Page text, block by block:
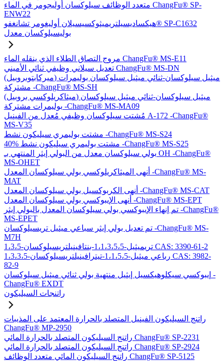
متعدد الوظائف سيلوكسان أوليجومر في الماء ChangFu® SP-
ENW22
هيكساديسيلتريميثوكسيسيلان أوليغومر تشانغفو® SP-C1632
بوليسيلوكسان معدل
مروج التصاق الطلاء الذي ينقله الماء ChangFu® MS-E11
تعديل سيلاني وظيفي ثنائي الأميني ChangFu® MS-DN
(ميركابتوبروبيل) ميثيل سيلوكسان-ثنائي ميثيل سيلوكسان بوليمرات
مشتركة -ChangFu® MS-SH
(ميثاكريلوكسي بروبيل) ميثيل سيلوكسان-ثنائي ميثيل سيلوكسان
بوليمرات مشتركة -ChangFu® MS-MA09
مُشتت سيلوكسان وظيفي مُعدل من الفينيل A-172 -ChangFu®
MS-V35
مشتت بوليمري سيليكون نشط -ChangFu® MS-S24
40% مشتت بوليمري سيليكون نشط -ChangFu® MS-S25
بولي سيلوكسان معدل من البولي إيثر المنتهي بـ OH -ChangFu®
MS-OHET
أنهى الميثاكريلوكسي بولي سيلوكسان المعدل -ChangFu® MS-
MAT
أنهى الكربوكسيل بولي سيلوكسان المعدل -ChangFu® MS-CAT
أنهى الإيبوكسي بولي سيلوكسان المعدل -ChangFu® MS-EPT
تم إنهاء الإيبوكسي بولي سيلوكسان المعدل بالبولي إيثر -ChangFu®
MS-EPET
تم تعديل بولي إيثر سباعي ميثيل تريسيلوكسان -ChangFu® MS-
M7H
1،3،5-تريميثيل-1،1،3،5،5-بنتافينيلتريسيلوكسان CAS: 3390-61-2
1،3،3،5-رباعي ميثيل-1،1،5،5-تيترافينيلتريسيلوكسان CAS: 3982-
82-9
إيبوكسي سيكلوهيكسيل إيثيل منتهية بولي ثنائي ميثيل سيلوكسان -
ChangFu® EXDT
راتنجات السيليكون
راتنج السيليكون الفينيل المتصلد بالحرارة المعتمد على المذيبات
ChangFu® MP-2950
راتنج السيليكون المتصلد بالحرارة المائي ChangFu® SP-2231
راتنج السيليكون المتصلد بالحرارة المائي ChangFu® SP-2924
راتنج السيليكون المائي متعدد الوظائف ChangFu® SP-5125